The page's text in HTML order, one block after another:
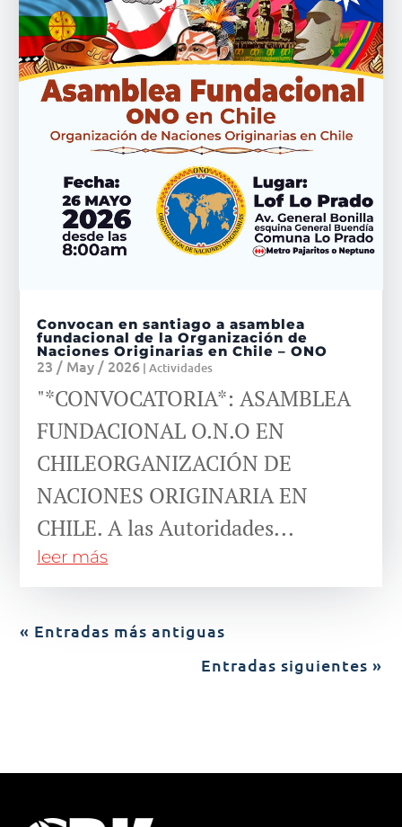
Convocan en santiago a asamblea
fundacional de la Organización de
Naciones Originarias en Chile – ONO
23 / May / 2026 |Actividades
"*CONVOCATORIA*: ASAMBLEA
FUNDACIONAL O.N.O EN
CHILEORGANIZACIÓN DE
NACIONES ORIGINARIA EN
CHILE. A las Autoridades...
leer más
« Entradas más antiguas
Entradas siguientes »